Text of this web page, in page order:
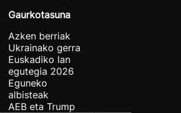
Gaurkotasuna
Azken berriak
Ukrainako gerra
Euskadiko lan
egutegia 2026
Eguneko
albisteak
AEB eta Trump